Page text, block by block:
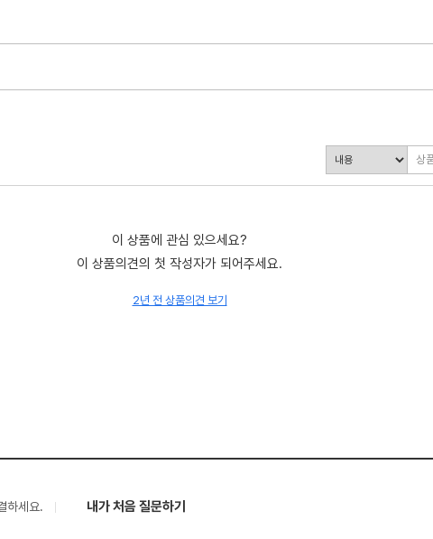
이 상품에 관심 있으세요?
이 상품의견의 첫 작성자가 되어주세요.
2년 전 상품의견 보기
하세요. 내가 처음 질문하기